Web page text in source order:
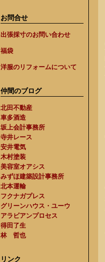
お問合せ
出張採寸のお問い合わせ
福袋
洋服のリフォームについて
仲間のブログ
北田不動産
車多酒造
坂上会計事務所
寺井レース
安井電気
木村塗装
美容室オアシス
みずほ建築設計事務所
北本運輸
フクナガプレス
グリーンハウス・ユーウ
アラビアンプロセス
得田了生
林 哲也
リンク